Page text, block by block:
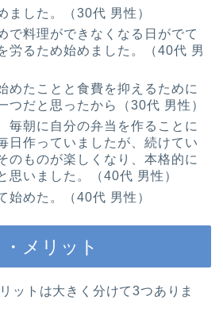
ました。（30代 男性）
で料理ができなくなる日がでて
労るため始めました。（40代 男
めたことと食費を抑えるために
つだと思ったから（30代 男性）
毎朝に自分の弁当を作ることに
日作っていましたが、続けてい
のものが楽しくなり、本格的に
思いました。（40代 男性）
始めた。（40代 男性）
メリット
ットは大きく分けて3つありま